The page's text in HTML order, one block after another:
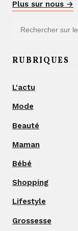
Plus sur nous →
RUBRIQUES
L'actu
Mode
Beauté
Maman
Bébé
Shopping
Lifestyle
Grossesse